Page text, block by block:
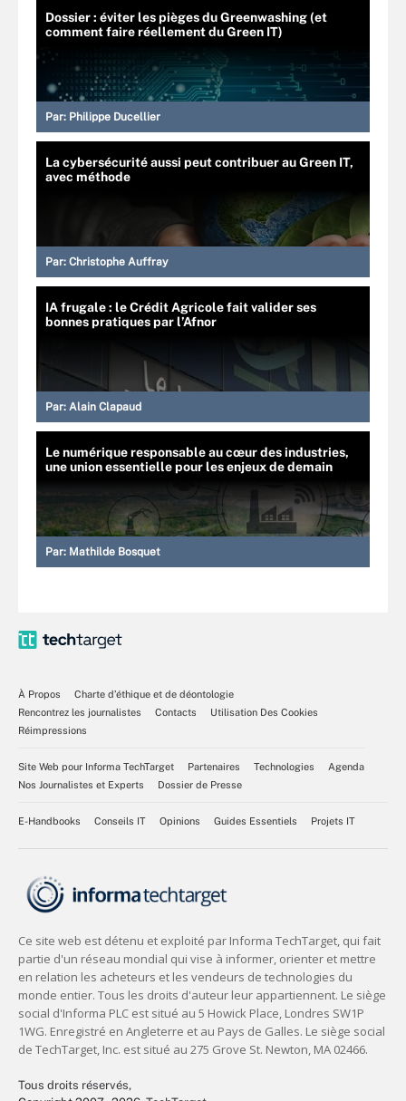
Dossier : éviter les pièges du Greenwashing (et
comment faire réellement du Green IT)
Par: Philippe Ducellier
La cybersécurité aussi peut contribuer au Green IT,
avec méthode
Par: Christophe Auffray
IA frugale : le Crédit Agricole fait valider ses
bonnes pratiques par l’Afnor
Par: Alain Clapaud
Le numérique responsable au cœur des industries,
une union essentielle pour les enjeux de demain
Par: Mathilde Bosquet
À Propos
Charte d’éthique et de déontologie
Rencontrez les journalistes
Contacts
Utilisation Des Cookies
Réimpressions
Site Web pour Informa TechTarget Partenaires Technologies
Agenda
Nos Journalistes et Experts
Dossier de Presse
E-Handbooks Conseils IT Opinions Guides Essentiels Projets IT
Tous droits réservés,